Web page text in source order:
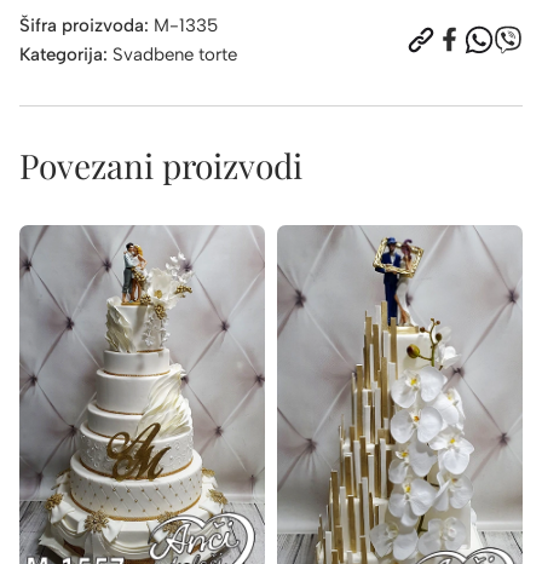
Šifra proizvoda: M-1335
Kategorija: Svadbene torte
Povezani proizvodi